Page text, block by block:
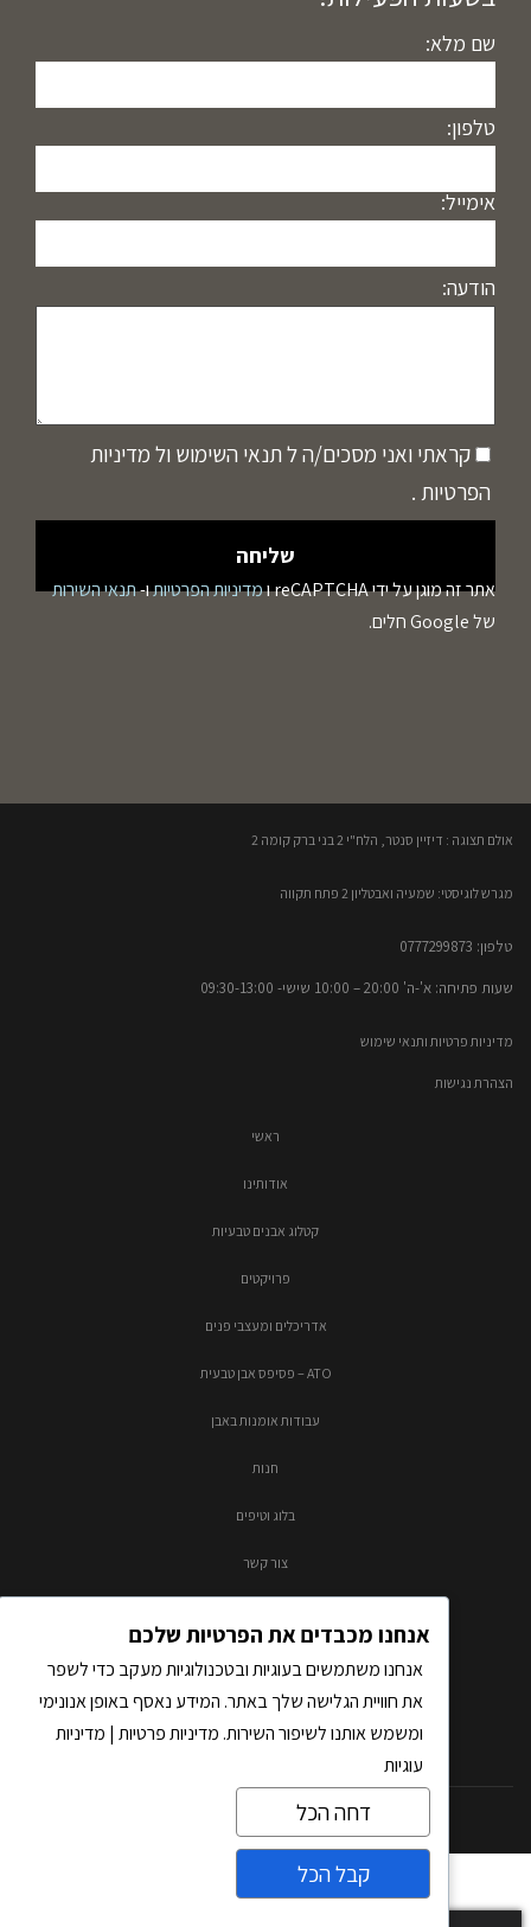
שם מלא:
טלפון:
אימייל:
הודעה:
קראתי ואני מסכים/ה לתנאי השימושולמדיניות
הפרטיות.
אתר זה מוגן על ידי reCAPTCHA ו מדיניות הפרטיותו-תנאי השירות
של Google חלים.
אולם תצוגה : דיזיין סנטר, הלח"י 2 בני ברק קומה 2​
מגרש לוגיסטי: שמעיה ואבטליון 2 פתח תקווה
טלפון: 0777299873​
שעות פתיחה: א'-ה' 20:00 – 10:00​​ שישי- 09:30-13:00
מדיניות פרטיות ותנאי שימוש
הצהרת נגישות
ראשי
אודותינו
קטלוג אבנים טבעיות
פרויקטים
אדריכלים ומעצבי פנים
ATO – פסיפס אבן טבעית
עבודות אומנות באבן
חנות
בלוג וטיפים
צור קשר
כל הזכויות שמורות לאבסולוטו בע"מ |
אנחנו מכבדים את הפרטיות שלכם
אנחנו משתמשים בעוגיות ובטכנולוגיות מעקב כדי לשפר
את חוויית הגלישה שלך באתר. המידע נאסף באופן אנונימי
ומשמש אותנו לשיפור השירות.מדיניות פרטיות| מדיניות
עוגיות
דחה הכל
קבל הכל